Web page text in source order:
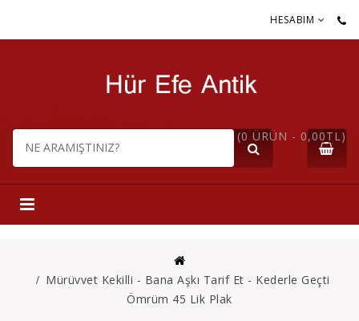
HESABIM
(0 ÜRÜN - 0,00TL)
Mürüvvet Kekilli - Bana Aşkı Tarif Et - Kederle Geçti
Ömrüm 45 Lik Plak